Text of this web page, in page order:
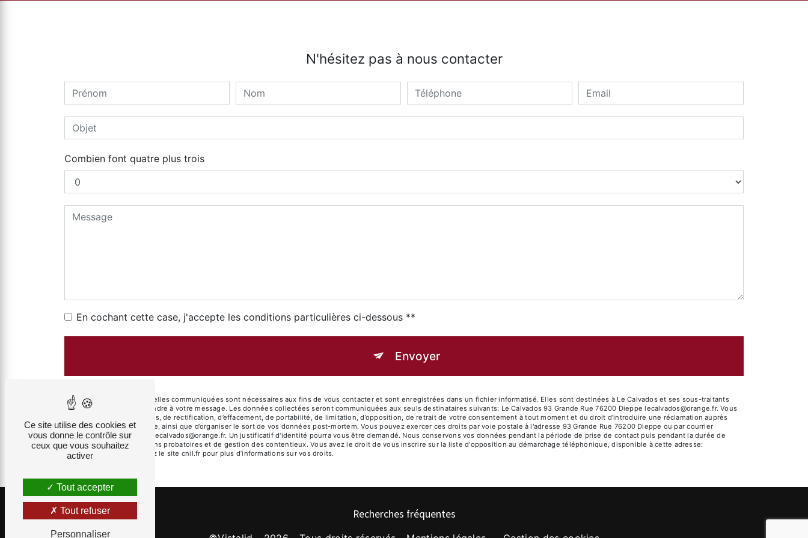
N'hésitez pas à nous contacter
Combien font quatre plus trois
En cochant cette case, j'accepte les conditions particulières ci-dessous **
Envoyer
** Les données personnelles communiquées sont nécessaires aux fins de vous contacter et sont enregistrées dans un fichier informatisé. Elles sont destinées à Le Calvados et ses sous-traitants
dans le seul but de répondre à votre message. Les données collectées seront communiquées aux seuls destinataires suivants: Le Calvados 93 Grande Rue 76200 Dieppe lecalvados@orange.fr. Vous
disposez de droits d’accès, de rectification, d’effacement, de portabilité, de limitation, d’opposition, de retrait de votre consentement à tout moment et du droit d’introduire une réclamation auprès
d’une autorité de contrôle, ainsi que d’organiser le sort de vos données post-mortem. Vous pouvez exercer ces droits par voie postale à l'adresse 93 Grande Rue 76200 Dieppe ou par courrier
électronique à l'adresse lecalvados@orange.fr. Un justificatif d'identité pourra vous être demandé. Nous conservons vos données pendant la période de prise de contact puis pendant la durée de
prescription légale aux fins probatoires et de gestion des contentieux. Vous avez le droit de vous inscrire sur la liste d'opposition au démarchage téléphonique, disponible à cette adresse:
Bloctel.gouv.fr
. Consultez le site cnil.fr pour plus d’informations sur vos droits.
Recherches fréquentes
Ce site utilise des cookies et
vous donne le contrôle sur
ceux que vous souhaitez
activer
Tout accepter
Tout refuser
Personnaliser